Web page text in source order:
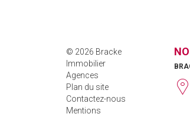
© 2026 Bracke
Immobilier
Agences
Plan du site
Contactez-nous
Mentions